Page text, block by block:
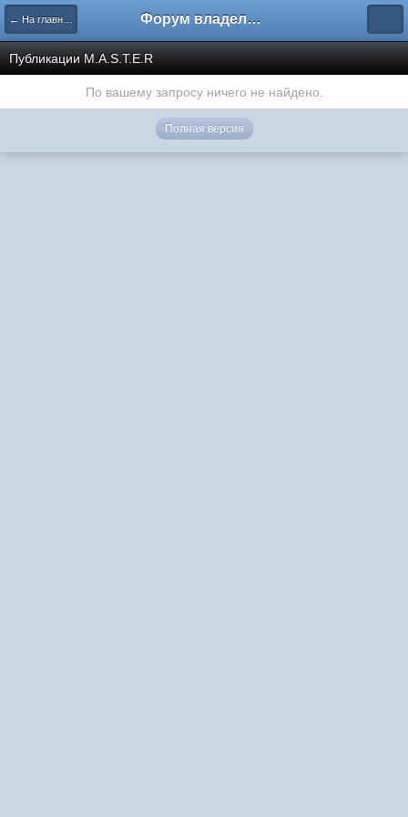
← На главную Форум владельцев интернет-магазинов
Публикации M.A.S.T.E.R
По вашему запросу ничего не найдено.
Полная версия